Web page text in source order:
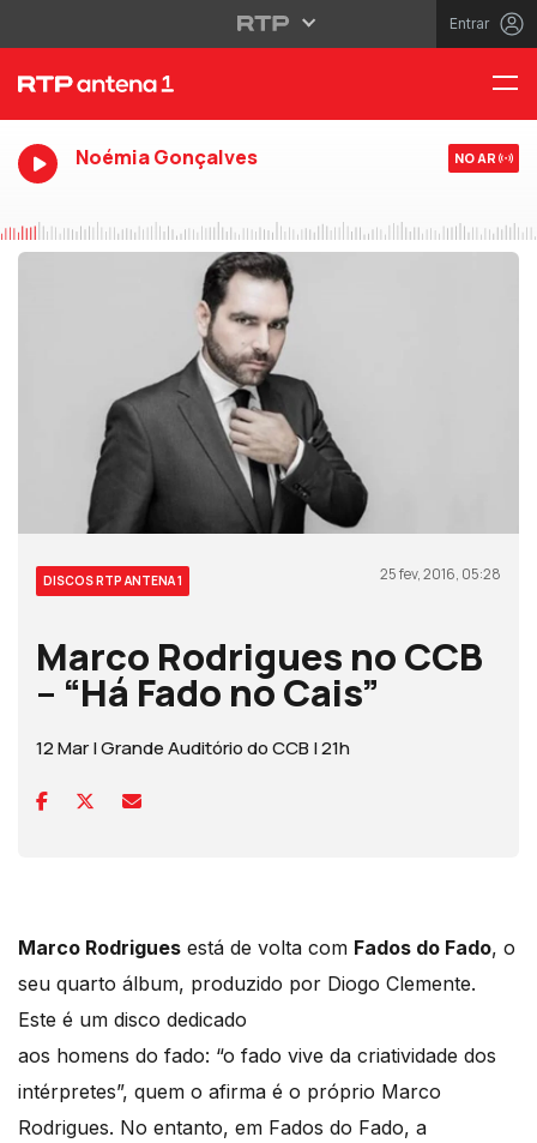
Entrar
Noémia Gonçalves NO AR
DISCOS RTP ANTENA 1 25 fev, 2016, 05:28
Marco Rodrigues no CCB
– “Há Fado no Cais”
12 Mar | Grande Auditório do CCB | 21h
Marco Rodrigues está de volta com Fados do Fado, o
seu quarto álbum, produzido por Diogo Clemente.
Este é um disco dedicado
aos homens do fado: “o fado vive da criatividade dos
intérpretes”, quem o afirma é o próprio Marco
Rodrigues. No entanto, em Fados do Fado, a